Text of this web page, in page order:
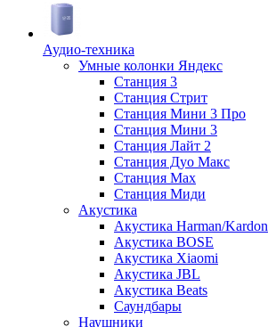
Аудио-техника
Умные колонки Яндекс
Станция 3
Станция Стрит
Станция Мини 3 Про
Станция Мини 3
Станция Лайт 2
Станция Дуо Макс
Станция Max
Станция Миди
Акустика
Акустика Harman/Kardon
Акустика BOSE
Акустика Xiaomi
Акустика JBL
Акустика Beats
Саундбары
Наушники